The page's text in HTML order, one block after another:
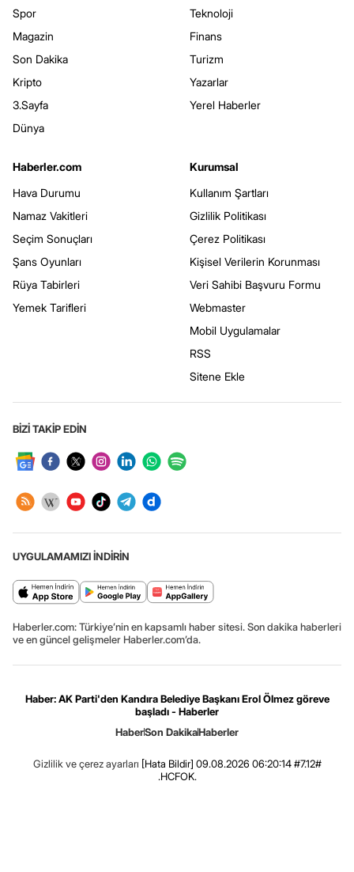
Spor
Magazin
Son Dakika
Kripto
3.Sayfa
Dünya
Teknoloji
Finans
Turizm
Yazarlar
Yerel Haberler
Haberler.com
Hava Durumu
Namaz Vakitleri
Seçim Sonuçları
Şans Oyunları
Rüya Tabirleri
Yemek Tarifleri
Kurumsal
Kullanım Şartları
Gizlilik Politikası
Çerez Politikası
Kişisel Verilerin Korunması
Veri Sahibi Başvuru Formu
Webmaster
Mobil Uygulamalar
RSS
Sitene Ekle
BİZİ TAKİP EDİN
UYGULAMAMIZI İNDİRİN
Haberler.com: Türkiye’nin en kapsamlı haber sitesi. Son dakika haberleri
ve en güncel gelişmeler Haberler.com’da.
Haber: AK Parti'den Kandıra Belediye Başkanı Erol Ölmez göreve
başladı - Haberler
HaberSon DakikaHaberler
Gizlilik ve çerez ayarları [Hata Bildir] 09.08.2026 06:20:14 #7.12#
.HCFOK.